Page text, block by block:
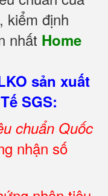
kiểm định
nhất Home
sản xuất
SGS:
chuẩn Quốc
nhận số